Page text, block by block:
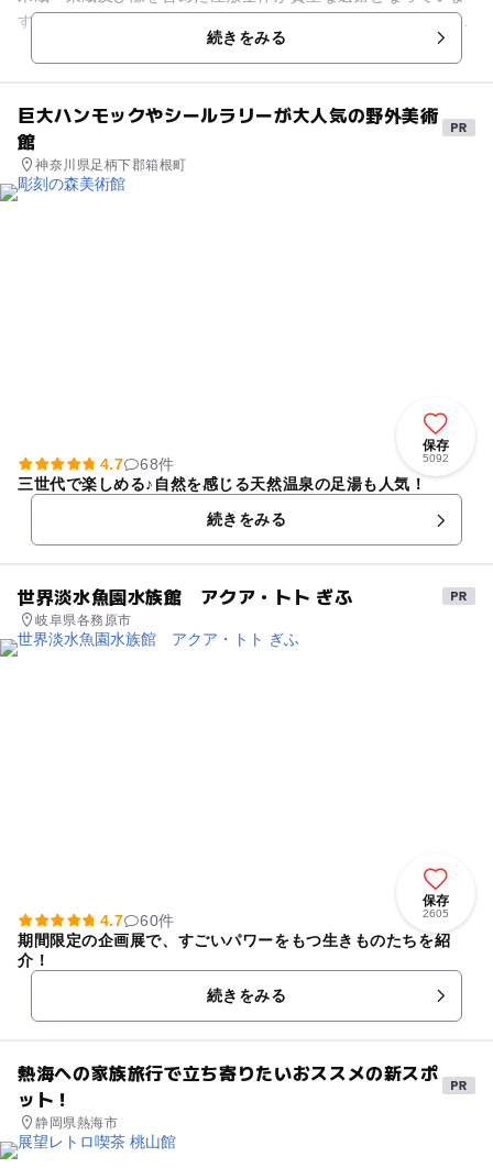
す。解体修理の後、復元されていますが、置千木を11本置く茅
葺き屋根や、太い柱や梁を...続きをみる
巨大ハンモックやシールラリーが大人気の野外美術
館
神奈川県足柄下郡箱根町
保存
5092
4.7
68件
三世代で楽しめる♪自然を感じる天然温泉の足湯も人気！
続きをみる
世界淡水魚園水族館 アクア・トト ぎふ
岐阜県各務原市
保存
2605
4.7
60件
期間限定の企画展で、すごいパワーをもつ生きものたちを紹
介！
続きをみる
熱海への家族旅行で立ち寄りたいおススメの新スポ
ット！
静岡県熱海市